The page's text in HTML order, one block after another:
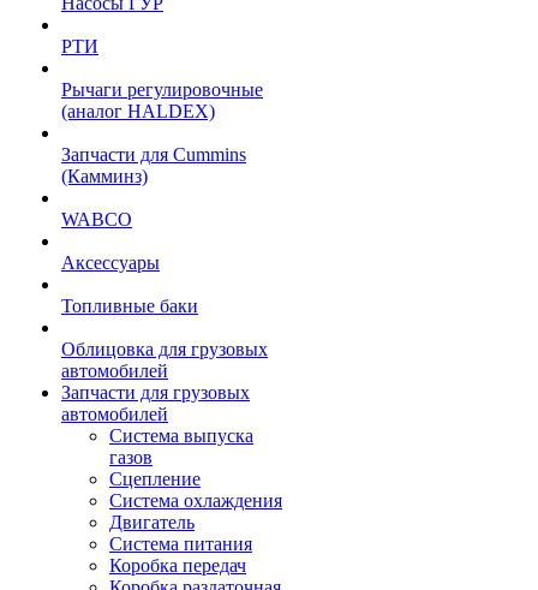
РТИ
Рычаги регулировочные
(аналог HALDEX)
Запчасти для Cummins
(Камминз)
WABCO
Аксессуары
Топливные баки
Облицовка для грузовых
автомобилей
Запчасти для грузовых
автомобилей
Система выпуска
газов
Сцепление
Система охлаждения
Двигатель
Система питания
Коробка передач